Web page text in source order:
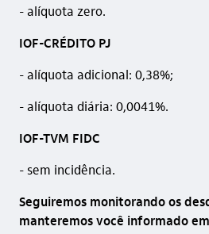
- ⁠alíquota zero.
IOF-CRÉDITO PJ
- alíquota adicional: 0,38%;
- ⁠alíquota diária: 0,0041%.
IOF-TVM FIDC
- sem incidência.
Seguiremos monitorando os
manteremos você informado